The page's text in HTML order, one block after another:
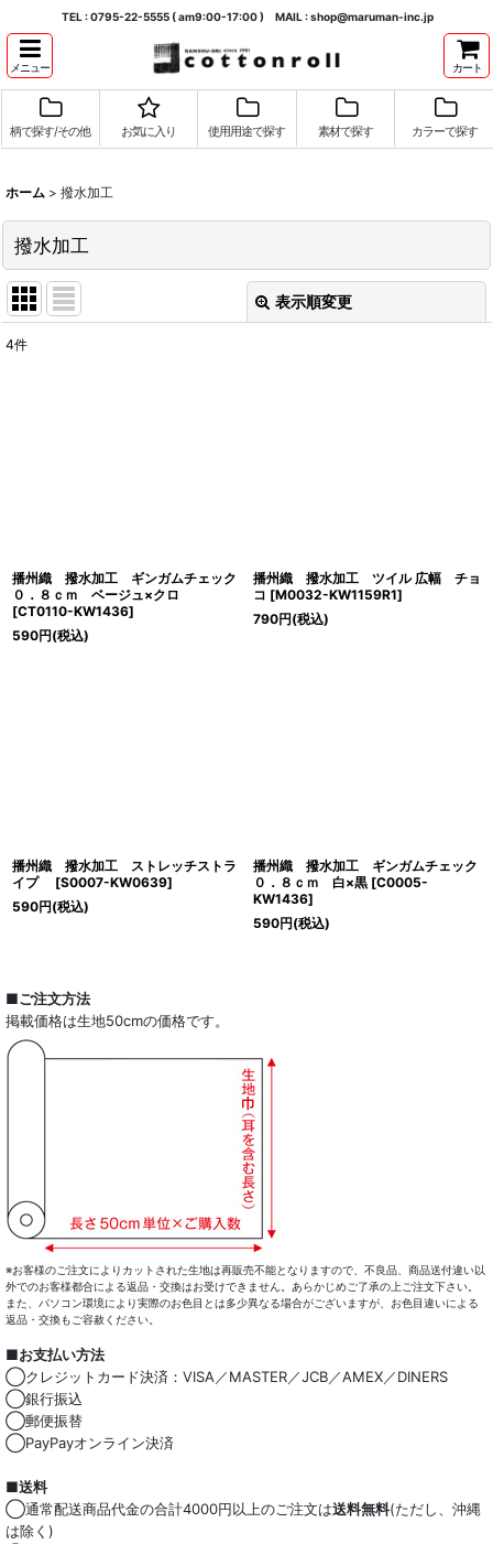
TEL : 0795-22-5555 ( am9:00-17:00 ) MAIL : shop@maruman-inc.jp
メニュー カート
柄で探す/その他 お気に入り 使用用途で探す 素材で探す カラーで探す
ホーム > 撥水加工
撥水加工
表示順変更
4件
播州織 撥水加工 ギンガムチェック
０．８ｃｍ ベージュ×クロ
[CT0110-KW1436]
590円(税込)
播州織 撥水加工 ツイル 広幅 チョ
コ [M0032-KW1159R1]
790円(税込)
播州織 撥水加工 ストレッチストラ
イプ
[S0007-KW0639]
590円(税込)
播州織 撥水加工 ギンガムチェック
０．８ｃｍ 白×黒 [C0005-
KW1436]
590円(税込)
■ご注文方法
掲載価格は生地50cmの価格です。
※お客様のご注文によりカットされた生地は再販売不能となりますので、不良品、商品送付違い以
外でのお客様都合による返品・交換はお受けできません。あらかじめご了承の上ご注文下さい。
また、パソコン環境により実際のお色目とは多少異なる場合がございますが、お色目違いによる
返品・交換もご容赦ください。
■お支払い方法
◯クレジットカード決済：VISA／MASTER／JCB／AMEX／DINERS
◯銀行振込
◯郵便振替
◯PayPayオンライン決済
■送料
◯通常配送商品代金の合計4000円以上のご注文は送料無料(ただし、沖縄
は除く)